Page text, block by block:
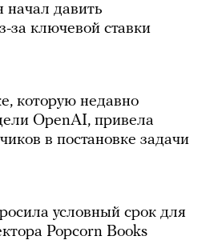
начал давить
за ключевой ставки
которую недавно
OpenAI, привела
в постановке задачи
условный срок для
Popcorn Books